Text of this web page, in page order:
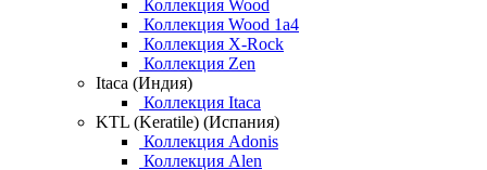
Коллекция Wood
Коллекция Wood 1a4
Коллекция X-Rock
Коллекция Zen
Itaca (Индия)
Коллекция Itaca
KTL (Keratile) (Испания)
Коллекция Adonis
Коллекция Alen